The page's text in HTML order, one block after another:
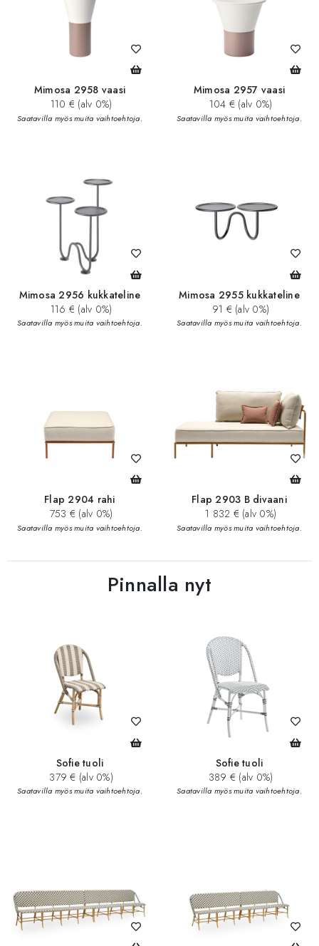
Mimosa 2958 vaasi
110 € (alv 0%)
Saatavilla myös muita vaihtoehtoja.
Mimosa 2957 vaasi
104 € (alv 0%)
Saatavilla myös muita vaihtoehtoja.
Mimosa 2956 kukkateline
116 € (alv 0%)
Saatavilla myös muita vaihtoehtoja.
Mimosa 2955 kukkateline
91 € (alv 0%)
Saatavilla myös muita vaihtoehtoja.
Flap 2904 rahi
753 € (alv 0%)
Saatavilla myös muita vaihtoehtoja.
Flap 2903 B divaani
1 832 € (alv 0%)
Saatavilla myös muita vaihtoehtoja.
Pinnalla nyt
Sofie tuoli
379 € (alv 0%)
Saatavilla myös muita vaihtoehtoja.
Sofie tuoli
389 € (alv 0%)
Saatavilla myös muita vaihtoehtoja.